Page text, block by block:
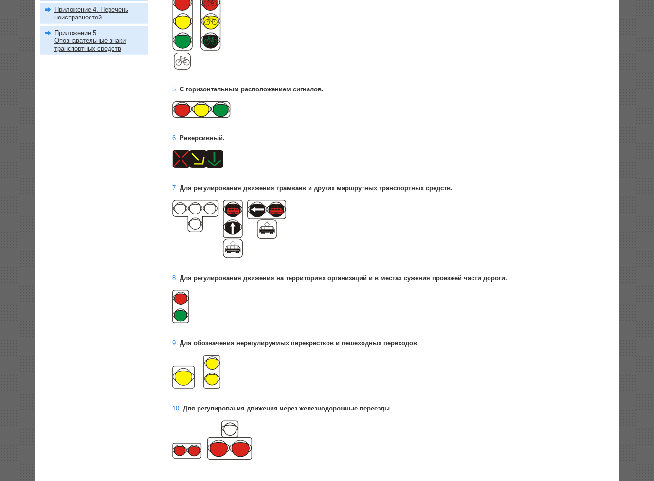
5. С горизонтальным расположением сигналов.
6. Реверсивный.
7. Для регулирования движения трамваев и других маршрутных транспортных средств.
8. Для регулирования движения на территориях организаций и в местах сужения проезжей части дороги.
9. Для обозначения нерегулируемых перекрестков и пешеходных переходов.
10. Для регулирования движения через железнодорожные переезды.
Приложение 4. Перечень
неисправностей
Приложение 5.
Опознавательные знаки
транспортных средств